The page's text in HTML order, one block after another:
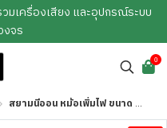
มเครื่องเสียง และอุปกรณ์ระบบ
งจร
0
สยามนีออน หม้อเพิ่มไฟ ขนาด 60 A แอมป์เต็ม ลวดทองแดงแท้